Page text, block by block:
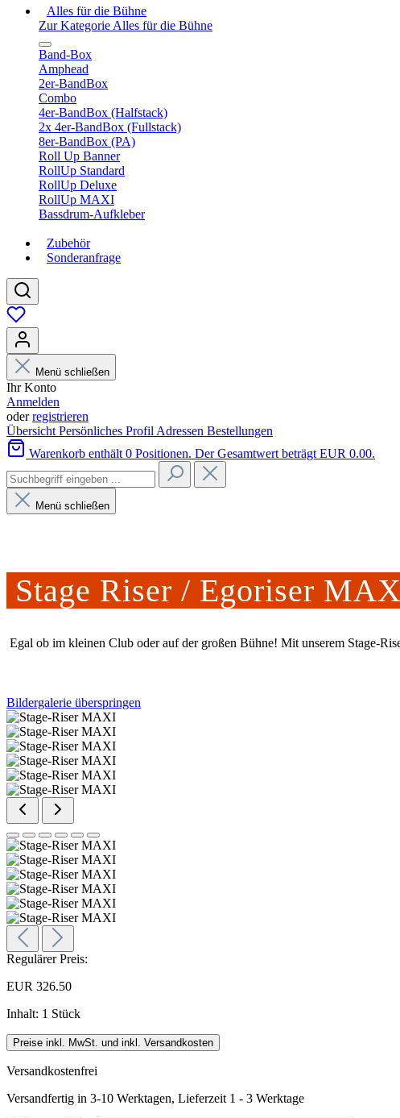
Alles für die Bühne
Zur Kategorie Alles für die Bühne
Band-Box
Amphead
2er-BandBox
Combo
4er-BandBox (Halfstack)
2x 4er-BandBox (Fullstack)
8er-BandBox (PA)
Roll Up Banner
RollUp Standard
RollUp Deluxe
RollUp MAXI
Bassdrum-Aufkleber
Zubehör
Sonderanfrage
Menü schließen
Ihr Konto
Anmelden
oderregistrieren
Übersicht Persönliches Profil Adressen Bestellungen
Warenkorb enthält 0 Positionen. Der Gesamtwert beträgt EUR 0.00.
Menü schließen
Stage Riser / Egoriser
Egal ob im kleinen Club oder auf der großen Bühne! Mit unserem Stage-
Bildergalerie überspringen
Regulärer Preis:
EUR 326.50
Inhalt: 1 Stück
Preise inkl. MwSt. und inkl. Versandkosten
Versandkostenfrei
Versandfertig in 3-10 Werktagen, Lieferzeit 1 - 3 Werktage